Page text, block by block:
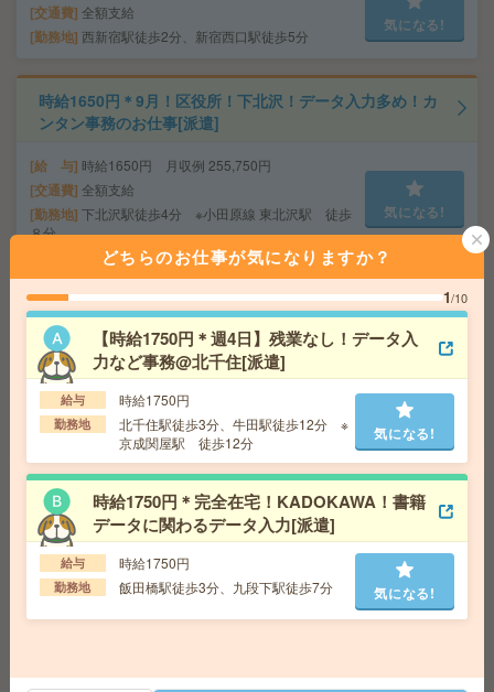
交通費 全額支給
勤務地 西新宿駅徒歩2分、新宿西口駅徒歩5分
気になる!
時給1650円＊9月！区役所！下北沢！データ入力多め！カ
ンタン事務のお仕事[派遣]
給 与 時給1650円 月収例 255,750円
交通費 全額支給
勤務地 下北沢駅徒歩4分 ※小田原線 東北沢駅 徒歩
８分
気になる!
【完全在宅】16時まで＊ほぼ残業なし！端末への入力業
務など[派遣]
給 与
時給1500円～1600円＋交 【月収例】180,0
00円～ ■給与の前払いが可能な速払いサービスあり
交通費 交通費支給あり
勤務地 東京都調布市 京王線 調布駅徒歩5分
気になる!
【週3～4日×16時まで】未経験OK！ほぼ残業なし＊こつ
もくデータ入力など[派遣]
給 与 時給1600円＋交 ■給与の前払いが可能な速
払いサービスあり
交通費 交通費支給あり
勤務地 埼玉県さいたま市大宮区 東北本線 大宮（埼
気になる!
どちらのお仕事が気になりますか？
1/10
【時給1750円＊週4日】残業なし！データ入
力など事務@北千住[派遣]
給与 時給1750円
勤務地
北千住駅徒歩3分、牛田駅徒歩12分 ※
京成関屋駅 徒歩12分
気になる!
時給1750円＊完全在宅！KADOKAWA！書籍
データに関わるデータ入力[派遣]
給与 時給1750円
勤務地 飯田橋駅徒歩3分、九段下駅徒歩7分 気になる!